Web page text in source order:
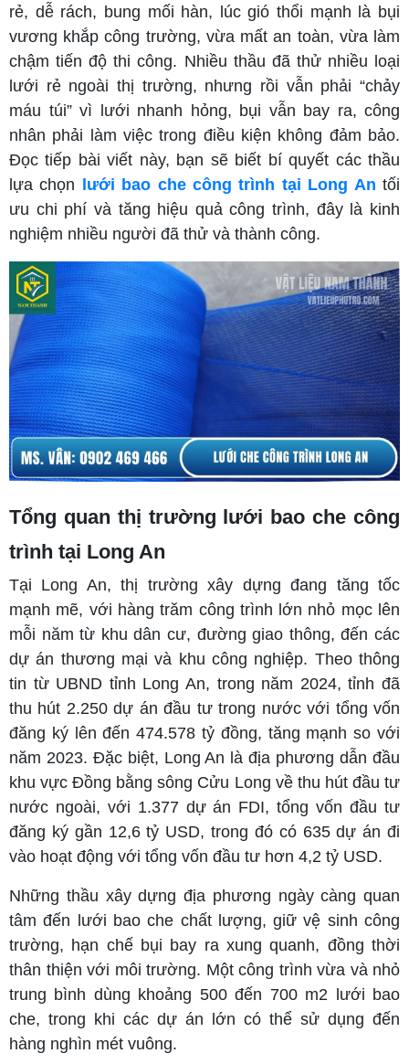
rẻ, dễ rách, bung mối hàn, lúc gió thổi mạnh là bụi
vương khắp công trường, vừa mất an toàn, vừa làm
chậm tiến độ thi công. Nhiều thầu đã thử nhiều loại
lưới rẻ ngoài thị trường, nhưng rồi vẫn phải “chảy
máu túi” vì lưới nhanh hỏng, bụi vẫn bay ra, công
nhân phải làm việc trong điều kiện không đảm bảo.
Đọc tiếp bài viết này, bạn sẽ biết bí quyết các thầu
lựa chọn
lưới bao che công trình tại Long An tối
ưu chi phí và tăng hiệu quả công trình, đây là kinh
nghiệm nhiều người đã thử và thành công.
Tổng quan thị trường lưới bao che công
trình tại Long An
Tại Long An, thị trường xây dựng đang tăng tốc
mạnh mẽ, với hàng trăm công trình lớn nhỏ mọc lên
mỗi năm từ khu dân cư, đường giao thông, đến các
dự án thương mại và khu công nghiệp. Theo thông
tin từ UBND tỉnh Long An, trong năm 2024, tỉnh đã
thu hút 2.250 dự án đầu tư trong nước với tổng vốn
đăng ký lên đến 474.578 tỷ đồng, tăng mạnh so với
năm 2023. Đặc biệt, Long An là địa phương dẫn đầu
khu vực Đồng bằng sông Cửu Long về thu hút đầu tư
nước ngoài, với 1.377 dự án FDI, tổng vốn đầu tư
đăng ký gần 12,6 tỷ USD, trong đó có 635 dự án đi
vào hoạt động với tổng vốn đầu tư hơn 4,2 tỷ USD.
Những thầu xây dựng địa phương ngày càng quan
tâm đến lưới bao che chất lượng, giữ vệ sinh công
trường, hạn chế bụi bay ra xung quanh, đồng thời
thân thiện với môi trường. Một công trình vừa và nhỏ
trung bình dùng khoảng 500 đến 700 m2 lưới bao
che, trong khi các dự án lớn có thể sử dụng đến
hàng nghìn mét vuông.